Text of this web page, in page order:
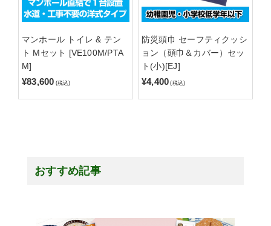
マンホール トイレ & テン
ト Mセット [VE100M/PTA
M]
¥83,600 (税込)
防災頭巾 セーフティクッシ
ョン（頭巾＆カバー）セッ
ト(小)[EJ]
¥4,400 (税込)
おすすめ記事